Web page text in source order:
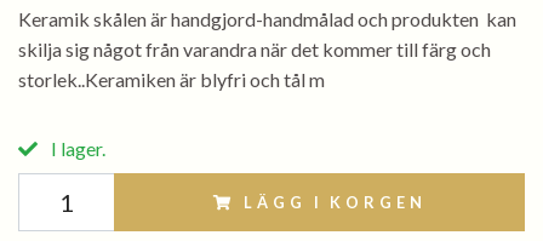
Keramik skålen är handgjord-handmålad och produkten kan
skilja sig något från varandra när det kommer till färg och
storlek..Keramiken är blyfri och tål m
I lager.
LÄGG I KORGEN